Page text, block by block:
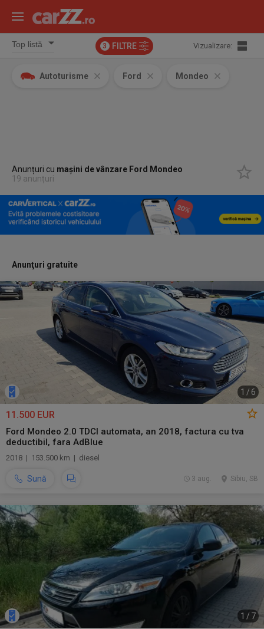
3 FILTRE Vizualizare:
Autoturisme Ford Mondeo
Anunțuri cu mașini de vânzare Ford Mondeo
19 anunțuri
Anunţuri gratuite
1 / 6
11.500 EUR
Ford Mondeo 2.0 TDCI automata, an 2018, factura cu tva
deductibil, fara AdBlue
2018 | 153.500 km | diesel
Sună Sibiu, SB
3 aug.
1 / 7